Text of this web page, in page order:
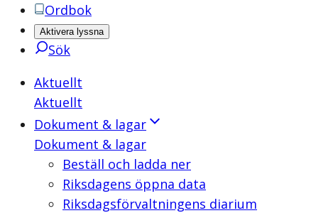
Ordbok
Aktivera lyssna
Sök
Aktuellt
Aktuellt
Dokument & lagar
Dokument & lagar
Beställ och ladda ner
Riksdagens öppna data
Riksdagsförvaltningens diarium